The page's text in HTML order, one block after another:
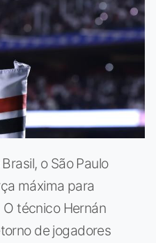
o São Paulo
máxima para
técnico Hernán
de jogadores